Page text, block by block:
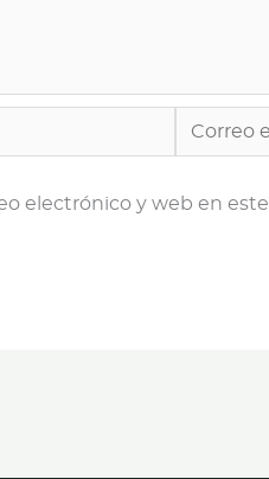
Correo
electrónico y web en